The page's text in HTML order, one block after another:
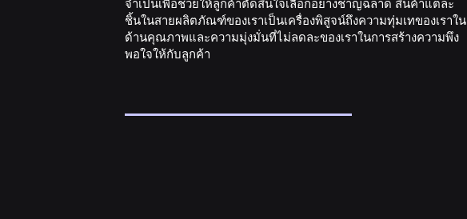
จำเป็นเพื่อช่วยให้ลูกค้าตัดสินใจเลือกอย่างชาญฉลาด สินค้าแต่ละ
ชิ้นในสายผลิตภัณฑ์ของเราเป็นเครื่องพิสูจน์ถึงความทุ่มเทของเราใน
ด้านคุณภาพและความมุ่งมั่นที่ไม่ลดละของเราในการสร้างความพึง
พอใจให้กับลูกค้า